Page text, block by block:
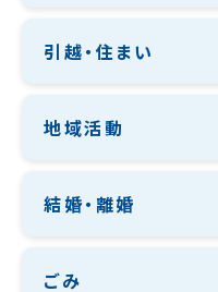
引越・住まい
地域活動
結婚・離婚
ごみ